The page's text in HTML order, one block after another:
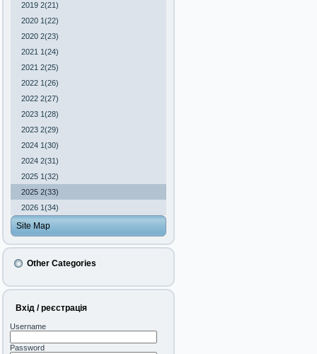
2019 2(21)
2020 1(22)
2020 2(23)
2021 1(24)
2021 2(25)
2022 1(26)
2022 2(27)
2023 1(28)
2023 2(29)
2024 1(30)
2024 2(31)
2025 1(32)
2025 2(33)
2026 1(34)
Site Map
Other Categories
Вхід / реєстрація
Username
Password